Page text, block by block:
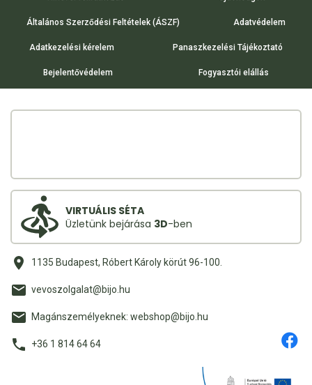
Általános Szerződési Feltételek (ÁSZF) Adatvédelem
Adatkezelési kérelem Panaszkezelési Tájékoztató
Bejelentővédelem Fogyasztói elállás
VIRTUÁLIS SÉTA
Üzletünk bejárása 3D-ben
1135 Budapest, Róbert Károly körút 96-100.
vevoszolgalat@bijo.hu
Magánszemélyeknek: webshop@bijo.hu
+36 1 814 64 64